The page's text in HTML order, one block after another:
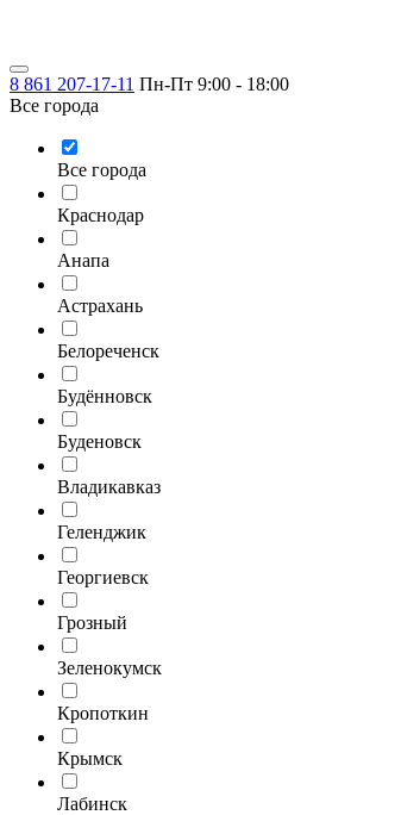
8 861 207-17-11 Пн-Пт 9:00 - 18:00
Все города
Все города
Краснодар
Анапа
Астрахань
Белореченск
Будённовск
Буденовск
Владикавказ
Геленджик
Георгиевск
Грозный
Зеленокумск
Кропоткин
Крымск
Лабинск